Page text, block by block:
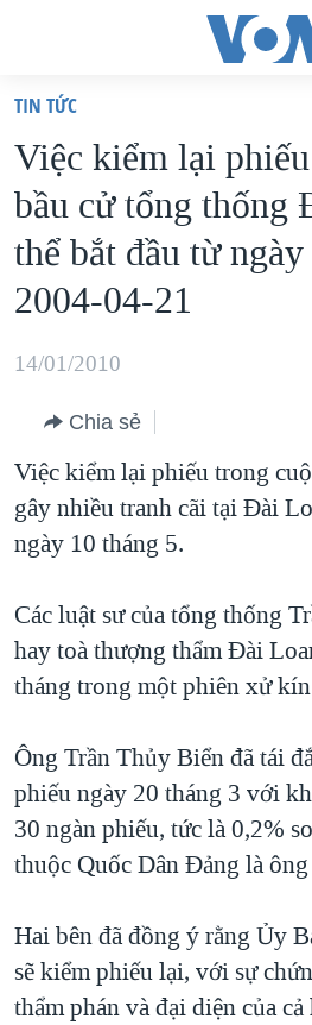
truy
cập
Tới
nội
chính
Tới
hướng
chính
tới
"Tìm"
VIỆT NAM
HOA KỲ
BIỂN ĐÔNG
THẾ GIỚI
MỤC
TỰ DO BÁO CHÍ
VẠCH TRẦN TIN GIẢ
NGƯỜI VIỆT HẢI NGOẠI
KINH TẾ
KHOA HỌC
VĂN HOÁ
GIÁO DỤC
CHUYÊN ĐỀ
CHIẾN TRANH THƯƠNG MẠI
TẠI
MỘT NĂM CHIẾN TRANH TẠI DẢI
GIẢI MÃ VÀNH ĐAI & CON ĐƯỜNG
TRỊNH VĨNH BÌNH - NGƯỜI HẠ
GROUND ZERO – XƯA VÀ NAY
CHI PHÍ CHIẾN TRANH
CÁC GIÁ TRỊ CỘNG HÒA Ở VIỆT
THƯỢNG ĐỈNH TRUMP-KIM TẠI
TRỊNH VĨNH BÌNH VS. CHÍNH
NGƯ DÂN VIỆT VÀ LÀN SÓNG
HỌC TIẾNG ANH
VIDEO
NGHE
MẠNG XÃ HỘI
Ngôn ngữ khác
TIN TỨC
Việc kiểm lại
bầu cử tổng thống
thể bắt đầu từ
2004-04-21
14/01/2010
Chia sẻ
Việc kiểm lại phiếu trong
gây nhiều tranh cãi tại Đài
ngày 10 tháng 5.
Các luật sư của tổng thống
hay toà thượng thẩm Đài
tháng trong một phiên xử
Ông Trần Thủy Biển đã tái
phiếu ngày 20 tháng 3 với
30 ngàn phiếu, tức là 0,2%
thuộc Quốc Dân Đảng là
Hai bên đã đồng ý rằng Ủy
sẽ kiểm phiếu lại, với sự
thẩm phán và đại diện của cả